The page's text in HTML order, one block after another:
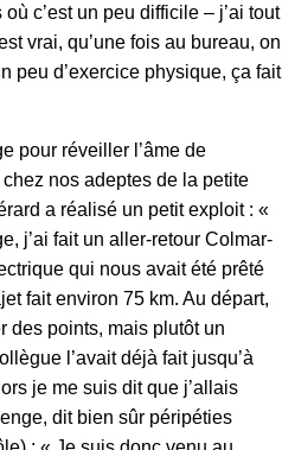
c’est un peu difficile – j’ai tout
vrai, qu’une fois au bureau, on
peu d’exercice physique, ça fait
pour réveiller l’âme de
nos adeptes de la petite
a réalisé un petit exploit : «
j’ai fait un aller-retour Colmar-
qui nous avait été prêté
fait environ 75 km. Au départ,
des points, mais plutôt un
l’avait déjà fait jusqu’à
je me suis dit que j’allais
dit bien sûr péripéties